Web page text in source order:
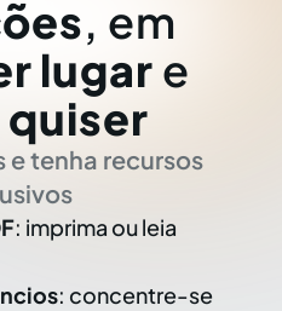
, em
lugar e
e tenha recursos
: imprima ou leia
: concentre-se